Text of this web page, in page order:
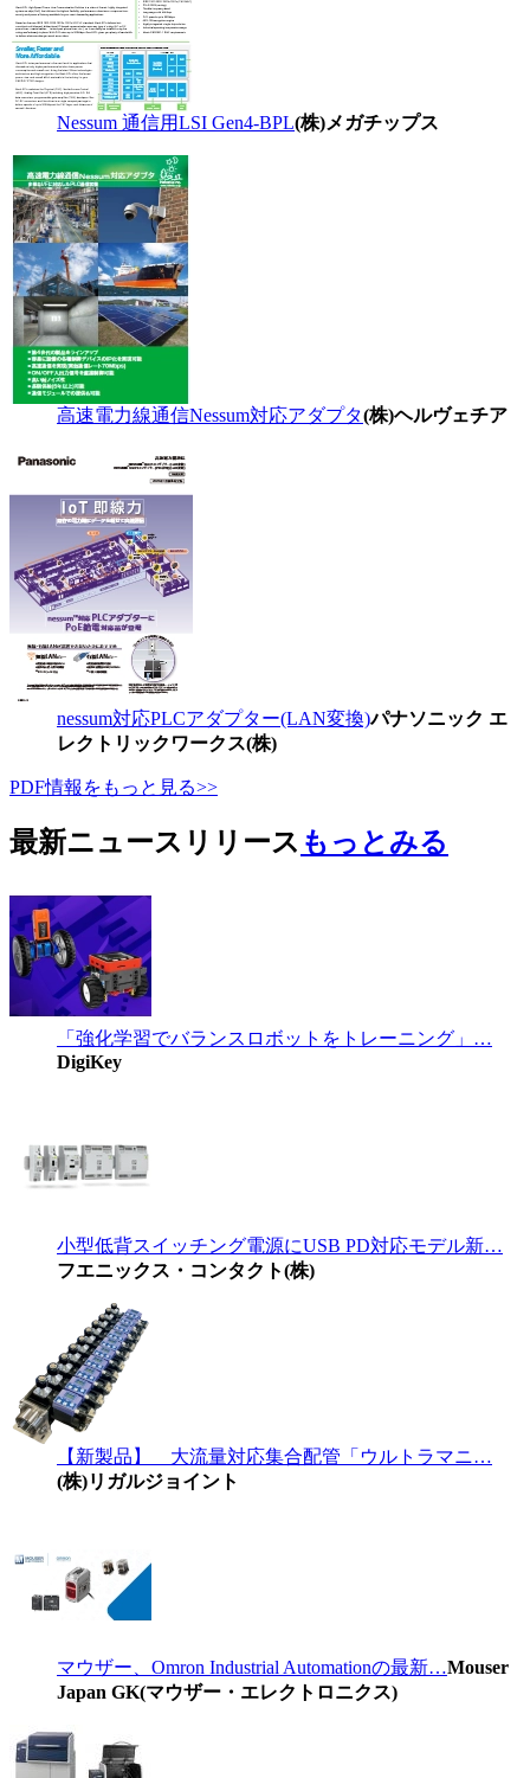
Nessum 通信用LSI Gen4-BPL(株)メガチップス
高速電力線通信Nessum対応アダプタ(株)ヘルヴェチア
nessum対応PLCアダプター(LAN変換)パナソニック エ
レクトリックワークス(株)
PDF情報をもっと見る>>
最新ニュースリリース もっとみる
「強化学習でバランスロボットをトレーニング」…
DigiKey
小型低背スイッチング電源にUSB PD対応モデル新…
フエニックス・コンタクト(株)
【新製品】 大流量対応集合配管「ウルトラマニ…
(株)リガルジョイント
マウザー、Omron Industrial Automationの最新…Mouser
Japan GK(マウザー・エレクトロニクス)